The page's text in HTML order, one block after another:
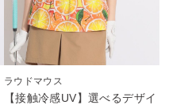
ラウドマウス
【接触冷感UV】選べるデザイ